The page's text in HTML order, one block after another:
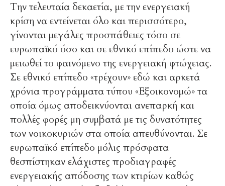
Την τελευταία δεκαετία, με την ενεργειακή
κρίση να εντείνεται όλο και περισσότερο,
γίνονται μεγάλες προσπάθειες τόσο σε
ευρωπαϊκό όσο και σε εθνικό επίπεδο ώστε να
μειωθεί το φαινόμενο της ενεργειακή φτώχειας.
Σε εθνικό επίπεδο «τρέχουν» εδώ και αρκετά
χρόνια προγράμματα τύπου «Εξοικονομώ» τα
οποία όμως αποδεικνύονται ανεπαρκή και
πολλές φορές μη συμβατά με τις δυνατότητες
των νοικοκυριών στα οποία απευθύνονται. Σε
ευρωπαϊκό επίπεδο μόλις πρόσφατα
θεσπίστηκαν ελάχιστες προδιαγραφές
ενεργειακής απόδοσης των κτιρίων καθώς